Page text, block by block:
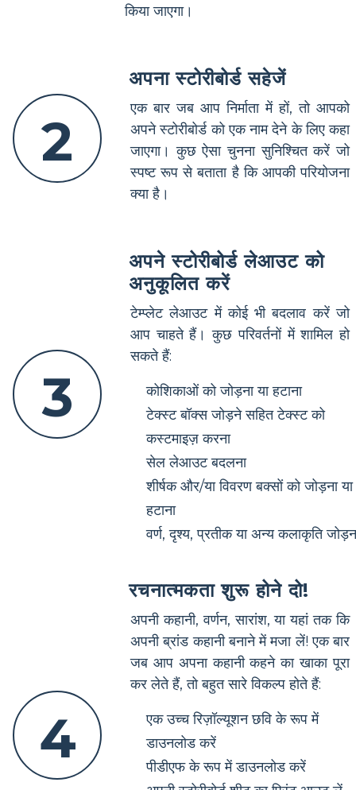
किया जाएगा।
2
अपना स्टोरीबोर्ड सहेजें
एक बार जब आप निर्माता में हों, तो आपको
अपने स्टोरीबोर्ड को एक नाम देने के लिए कहा
जाएगा। कुछ ऐसा चुनना सुनिश्चित करें जो
स्पष्ट रूप से बताता है कि आपकी परियोजना
क्या है।
3
अपने स्टोरीबोर्ड लेआउट को
अनुकूलित करें
टेम्प्लेट लेआउट में कोई भी बदलाव करें जो
आप चाहते हैं। कुछ परिवर्तनों में शामिल हो
सकते हैं:
कोशिकाओं को जोड़ना या हटाना
टेक्स्ट बॉक्स जोड़ने सहित टेक्स्ट को
कस्टमाइज़ करना
सेल लेआउट बदलना
शीर्षक और/या विवरण बक्सों को जोड़ना या
हटाना
वर्ण, दृश्य, प्रतीक या अन्य कलाकृति
4
रचनात्मकता शुरू होने दो!
अपनी कहानी, वर्णन, सारांश, या यहां तक कि
अपनी ब्रांड कहानी बनाने में मजा लें! एक बार
जब आप अपना कहानी कहने का खाका पूरा
कर लेते हैं, तो बहुत सारे विकल्प होते हैं:
एक उच्च रिज़ॉल्यूशन छवि के रूप में
डाउनलोड करें
पीडीएफ के रूप में डाउनलोड करें